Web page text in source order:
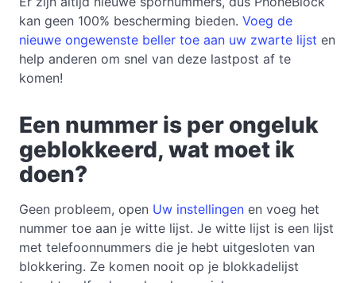
kan geen 100% bescherming bieden. Voeg de
nieuwe ongewenste beller toe aan uw zwarte lijst en
help anderen om snel van deze lastpost af te
komen!
Een nummer is per ongeluk
geblokkeerd, wat moet ik
doen?
Geen probleem, open Uw instellingen en voeg het
nummer toe aan je witte lijst. Je witte lijst is een lijst
met telefoonnummers die je hebt uitgesloten van
blokkering. Ze komen nooit op je blokkadelijst